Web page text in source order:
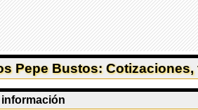
Pepe Bustos: